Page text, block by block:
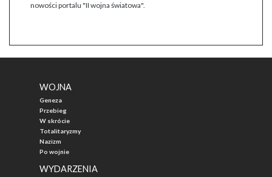
nowości portalu "II wojna światowa".
WOJNA
Geneza
Przebieg
W skrócie
Totalitaryzmy
Nazizm
Po wojnie
WYDARZENIA